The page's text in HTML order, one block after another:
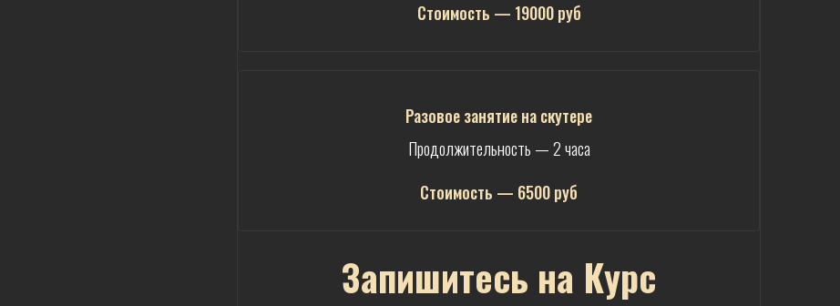
Стоимость — 19000 руб
Разовое занятие на скутере
Продолжительность — 2 часа
Стоимость — 6500 руб
Запишитесь на Курс